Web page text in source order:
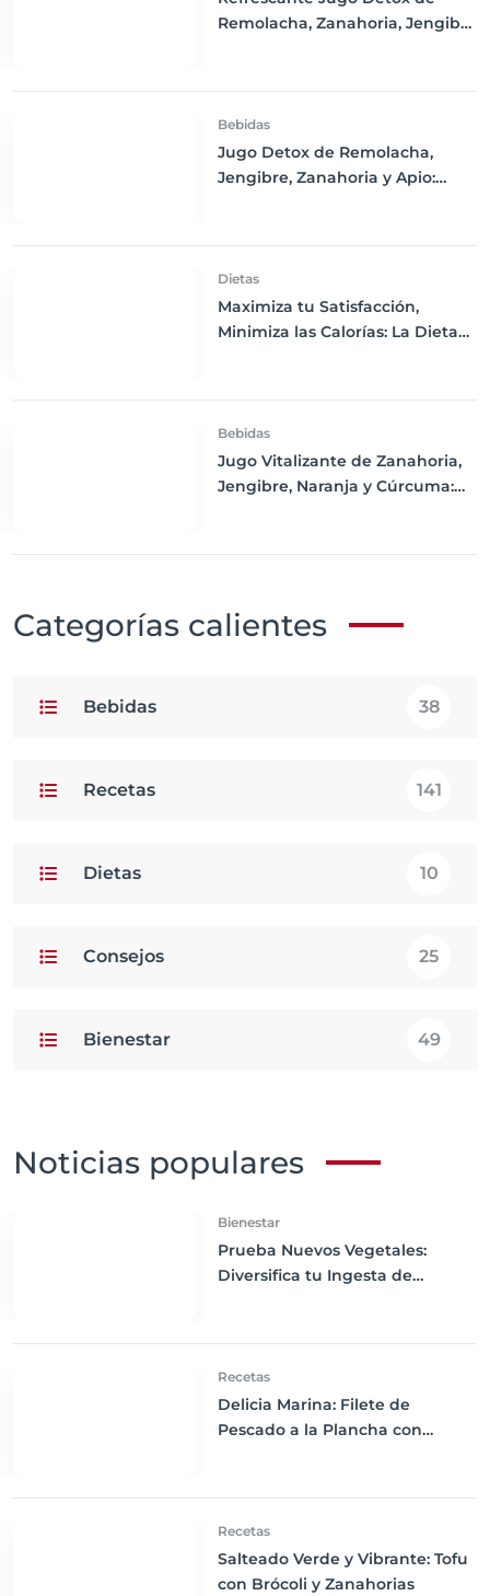
Remolacha, Zanahoria, Jengibre
Bebidas
Jugo Detox de Remolacha,
Jengibre, Zanahoria y Apio:
Dietas
Maximiza tu Satisfacción,
Minimiza las Calorías: La Dieta
Bebidas
Jugo Vitalizante de Zanahoria,
Jengibre, Naranja y Cúrcuma:
Categorías calientes
Bebidas 38
Recetas 141
Dietas 10
Consejos 25
Bienestar 49
Noticias populares
Bienestar
Prueba Nuevos Vegetales:
Diversifica tu Ingesta de
Recetas
Delicia Marina: Filete de
Pescado a la Plancha con
Recetas
Salteado Verde y Vibrante: Tofu
con Brócoli y Zanahorias